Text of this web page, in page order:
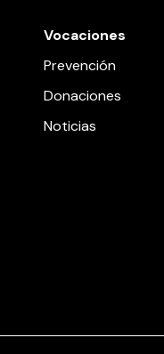
Vocaciones
Prevención
Donaciones
Noticias